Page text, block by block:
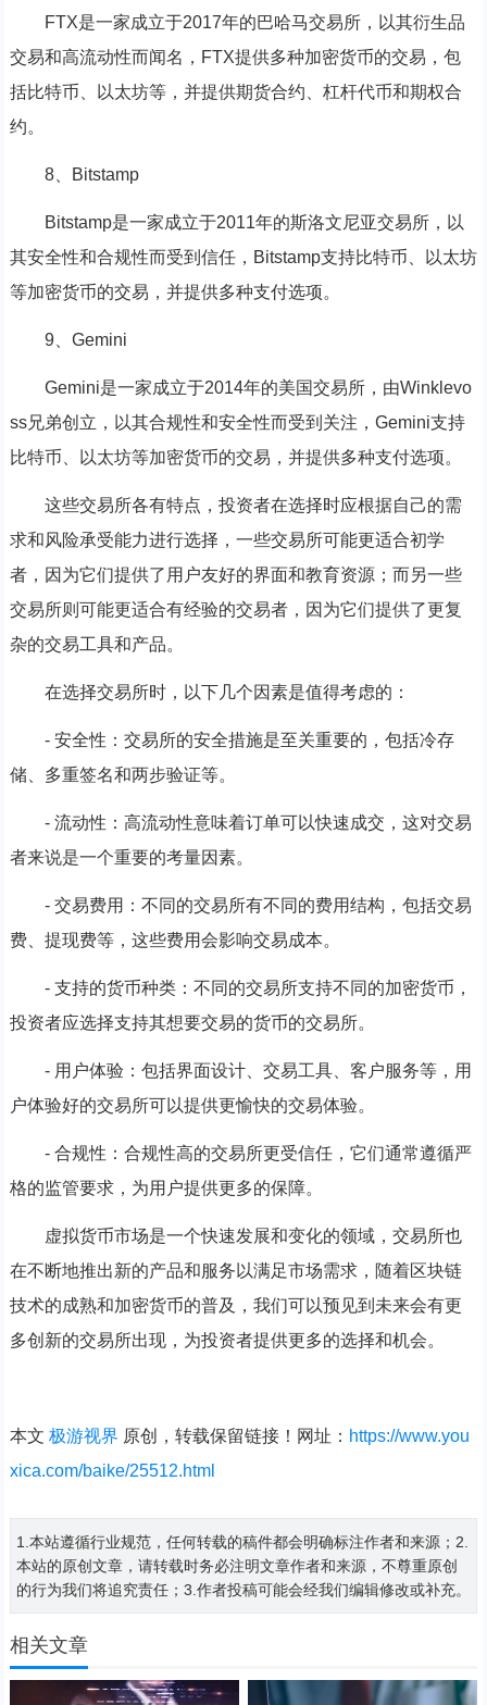
FTX是一家成立于2017年的巴哈马交易所，以其衍生品
交易和高流动性而闻名，FTX提供多种加密货币的交易，包
括比特币、以太坊等，并提供期货合约、杠杆代币和期权合
约。
8、Bitstamp
Bitstamp是一家成立于2011年的斯洛文尼亚交易所，以
其安全性和合规性而受到信任，Bitstamp支持比特币、以太坊
等加密货币的交易，并提供多种支付选项。
9、Gemini
Gemini是一家成立于2014年的美国交易所，由Winklevo
ss兄弟创立，以其合规性和安全性而受到关注，Gemini支持
比特币、以太坊等加密货币的交易，并提供多种支付选项。
这些交易所各有特点，投资者在选择时应根据自己的需
求和风险承受能力进行选择，一些交易所可能更适合初学
者，因为它们提供了用户友好的界面和教育资源；而另一些
交易所则可能更适合有经验的交易者，因为它们提供了更复
杂的交易工具和产品。
在选择交易所时，以下几个因素是值得考虑的：
- 安全性：交易所的安全措施是至关重要的，包括冷存
储、多重签名和两步验证等。
- 流动性：高流动性意味着订单可以快速成交，这对交易
者来说是一个重要的考量因素。
- 交易费用：不同的交易所有不同的费用结构，包括交易
费、提现费等，这些费用会影响交易成本。
- 支持的货币种类：不同的交易所支持不同的加密货币，
投资者应选择支持其想要交易的货币的交易所。
- 用户体验：包括界面设计、交易工具、客户服务等，用
户体验好的交易所可以提供更愉快的交易体验。
- 合规性：合规性高的交易所更受信任，它们通常遵循严
格的监管要求，为用户提供更多的保障。
虚拟货币市场是一个快速发展和变化的领域，交易所也
在不断地推出新的产品和服务以满足市场需求，随着区块链
技术的成熟和加密货币的普及，我们可以预见到未来会有更
多创新的交易所出现，为投资者提供更多的选择和机会。
本文 极游视界 原创，转载保留链接！网址： https://www.you
xica.com/baike/25512.html
1.本站遵循行业规范，任何转载的稿件都会明确标注作者和来源；2.
本站的原创文章，请转载时务必注明文章作者和来源，不尊重原创
的行为我们将追究责任；3.作者投稿可能会经我们编辑修改或补充。
相关文章